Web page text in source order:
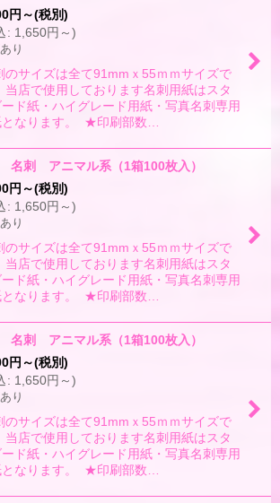
円 ～(税別)
: 1,650円 ～)
り
のサイズは全て91mmｘ55ｍｍサイズで
当店で使用しております名刺用紙はスタ
ード紙・ハイグレード用紙・写真名刺専用
となります。 ★印刷部数…
刺 アニマル系（1箱100枚入）
円 ～(税別)
: 1,650円 ～)
り
のサイズは全て91mmｘ55ｍｍサイズで
当店で使用しております名刺用紙はスタ
ード紙・ハイグレード用紙・写真名刺専用
となります。 ★印刷部数…
刺 アニマル系（1箱100枚入）
円 ～(税別)
: 1,650円 ～)
り
のサイズは全て91mmｘ55ｍｍサイズで
当店で使用しております名刺用紙はスタ
ード紙・ハイグレード用紙・写真名刺専用
となります。 ★印刷部数…